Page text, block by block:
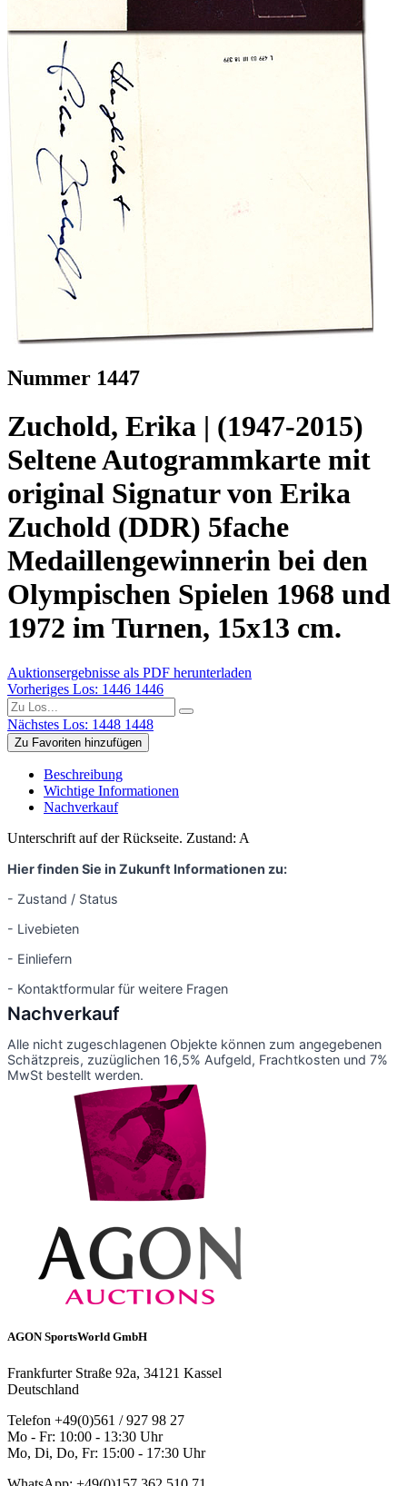
Nummer 1447
Zuchold, Erika | (1947-2015)
Seltene Autogrammkarte mit
original Signatur von Erika
Zuchold (DDR) 5fache
Medaillengewinnerin bei den
Olympischen Spielen 1968 und
1972 im Turnen, 15x13 cm.
Auktionsergebnisse als PDF herunterladen
Vorheriges Los: 1446 1446
Nächstes Los: 1448 1448
Zu Favoriten hinzufügen
Beschreibung
Wichtige Informationen
Nachverkauf
Unterschrift auf der Rückseite. Zustand: A
Hier finden Sie in Zukunft Informationen zu:
- Zustand / Status
- Livebieten
- Einliefern
- Kontaktformular für weitere Fragen
Nachverkauf
Alle nicht zugeschlagenen Objekte können zum angegebenen
Schätzpreis, zuzüglichen 16,5% Aufgeld, Frachtkosten und 7%
MwSt bestellt werden.
AGON SportsWorld GmbH
Frankfurter Straße 92a, 34121 Kassel
Deutschland
Telefon +49(0)561 / 927 98 27
Mo - Fr: 10:00 - 13:30 Uhr
Mo, Di, Do, Fr: 15:00 - 17:30 Uhr